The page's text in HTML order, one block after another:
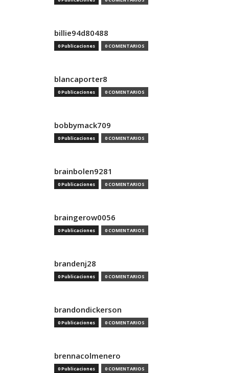
billie94d80488
0 Publicaciones 0 COMENTARIOS
blancaporter8
0 Publicaciones 0 COMENTARIOS
bobbymack709
0 Publicaciones 0 COMENTARIOS
brainbolen9281
0 Publicaciones 0 COMENTARIOS
braingerow0056
0 Publicaciones 0 COMENTARIOS
brandenj28
0 Publicaciones 0 COMENTARIOS
brandondickerson
0 Publicaciones 0 COMENTARIOS
brennacolmenero
0 Publicaciones 0 COMENTARIOS